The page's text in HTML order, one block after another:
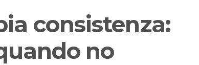
consistenza:
no